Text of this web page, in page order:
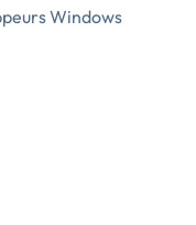
Windows